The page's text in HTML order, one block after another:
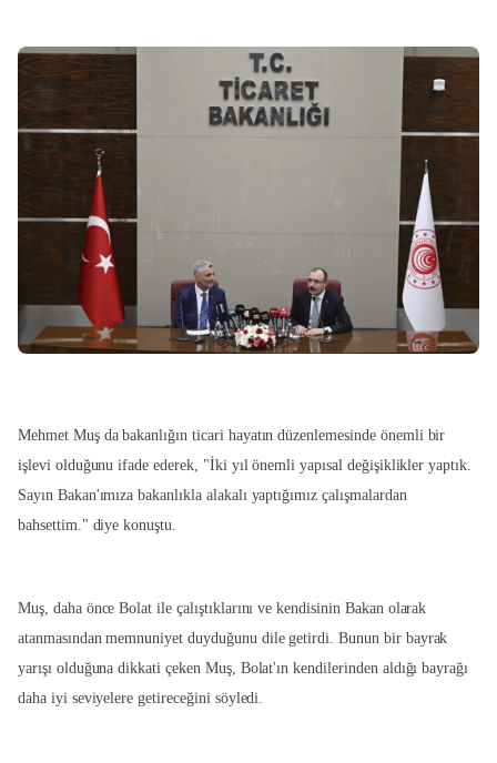
Mehmet Muş da bakanlığın ticari hayatın düzenlemesinde önemli bir
işlevi olduğunu ifade ederek, "İki yıl önemli yapısal değişiklikler yaptık.
Sayın Bakan'ımıza bakanlıkla alakalı yaptığımız çalışmalardan
bahsettim." diye konuştu.
Muş, daha önce Bolat ile çalıştıklarını ve kendisinin Bakan olarak
atanmasından memnuniyet duyduğunu dile getirdi. Bunun bir bayrak
yarışı olduğuna dikkati çeken Muş, Bolat'ın kendilerinden aldığı bayrağı
daha iyi seviyelere getireceğini söyledi.